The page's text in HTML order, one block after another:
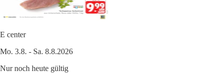
E center
Mo. 3.8. - Sa. 8.8.2026
Nur noch heute gültig